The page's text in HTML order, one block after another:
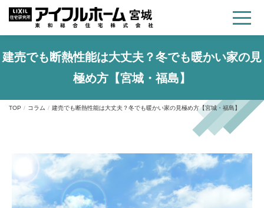
建売でも断熱性能は大丈夫？冬でも暖かい家の見
極め方【宮城・福島】
TOP コラム 建売でも断熱性能は大丈夫？冬でも暖かい家の見極め方【宮城・福島】